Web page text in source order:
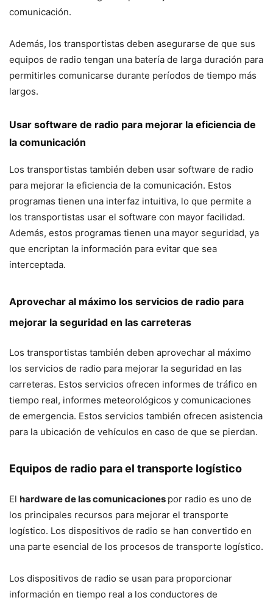
comunicación.
Además, los transportistas deben asegurarse de que sus
equipos de radio tengan una batería de larga duración para
permitirles comunicarse durante períodos de tiempo más
largos.
Usar software de radio para mejorar la eficiencia de
la comunicación
Los transportistas también deben usar software de radio
para mejorar la eficiencia de la comunicación. Estos
programas tienen una interfaz intuitiva, lo que permite a
los transportistas usar el software con mayor facilidad.
Además, estos programas tienen una mayor seguridad, ya
que encriptan la información para evitar que sea
interceptada.
Aprovechar al máximo los servicios de radio para
mejorar la seguridad en las carreteras
Los transportistas también deben aprovechar al máximo
los servicios de radio para mejorar la seguridad en las
carreteras. Estos servicios ofrecen informes de tráfico en
tiempo real, informes meteorológicos y comunicaciones
de emergencia. Estos servicios también ofrecen asistencia
para la ubicación de vehículos en caso de que se pierdan.
Equipos de radio para el transporte logístico
El hardware de las comunicaciones por radio es uno de
los principales recursos para mejorar el transporte
logístico. Los dispositivos de radio se han convertido en
una parte esencial de los procesos de transporte logístico.
Los dispositivos de radio se usan para proporcionar
información en tiempo real a los conductores de